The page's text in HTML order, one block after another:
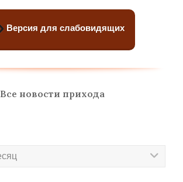
Версия для слабовидящих
Все новости прихода